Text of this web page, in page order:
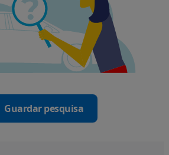
Guardar pesquisa